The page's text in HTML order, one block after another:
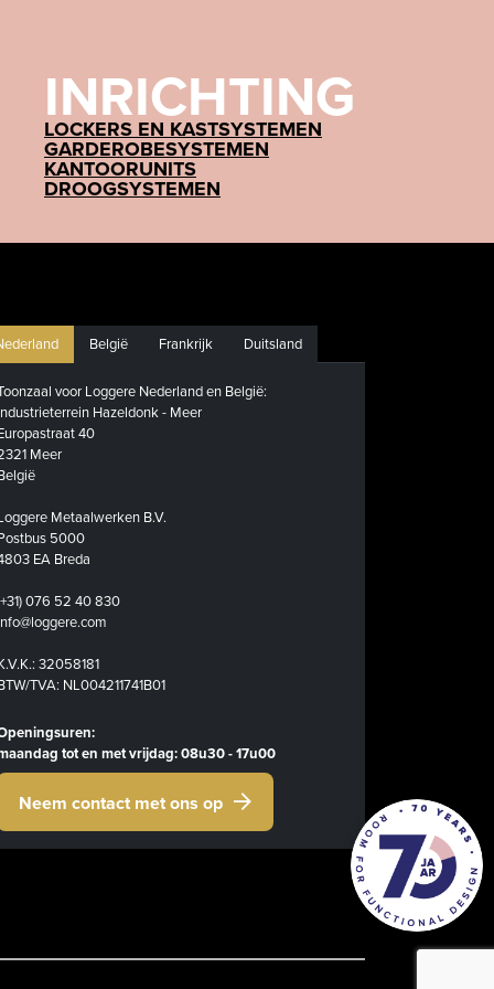
INRICHTING
LOCKERS EN KASTSYSTEMEN
GARDEROBESYSTEMEN
KANTOORUNITS
DROOGSYSTEMEN
België Frankrijk Duitsland
voor Loggere Nederland en België:
Hazeldonk - Meer
40
Meer
Metaalwerken B.V.
5000
EA Breda
076 52 40 830
32058181
TVA: NL004211741B01
tot en met vrijdag: 08u30 - 17u00
Neem contact met ons op